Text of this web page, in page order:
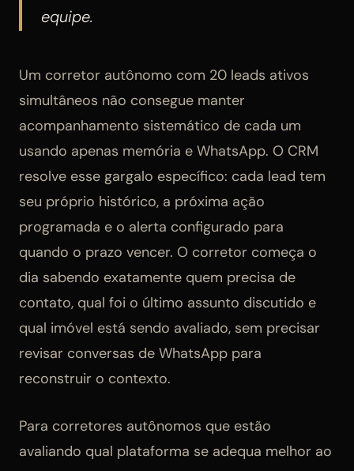
equipe.
Um corretor autônomo com 20 leads ativos
simultâneos não consegue manter
acompanhamento sistemático de cada um
usando apenas memória e WhatsApp. O CRM
resolve esse gargalo específico: cada lead tem
seu próprio histórico, a próxima ação
programada e o alerta configurado para
quando o prazo vencer. O corretor começa o
dia sabendo exatamente quem precisa de
contato, qual foi o último assunto discutido e
qual imóvel está sendo avaliado, sem precisar
revisar conversas de WhatsApp para
reconstruir o contexto.
Para corretores autônomos que estão
avaliando qual plataforma se adequa melhor ao